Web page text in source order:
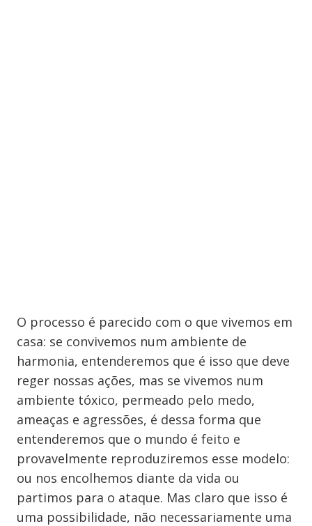
O processo é parecido com o que vivemos em
casa: se convivemos num ambiente de
harmonia, entenderemos que é isso que deve
reger nossas ações, mas se vivemos num
ambiente tóxico, permeado pelo medo,
ameaças e agressões, é dessa forma que
entenderemos que o mundo é feito e
provavelmente reproduziremos esse modelo:
ou nos encolhemos diante da vida ou
partimos para o ataque. Mas claro que isso é
uma possibilidade, não necessariamente uma